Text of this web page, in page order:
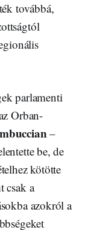
továbbá,
parlamenti
Orban-
–
be, de
kötötte
csak a
azokról a